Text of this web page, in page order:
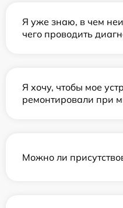
Я уже знаю, в чем
чего проводить
Я хочу, чтобы мое
ремонтировали при
Можно ли